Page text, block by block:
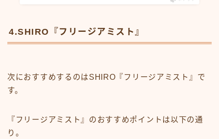
4.SHIRO『フリージアミスト』
次におすすめするのはSHIRO『フリージアミスト』で
す。
『フリージアミスト』のおすすめポイントは以下の通
り。